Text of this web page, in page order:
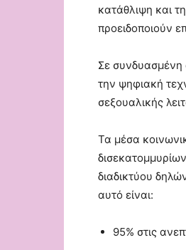
κατάθλιψη και
προειδοποιούν
Σε συνδυασμένη
την ψηφιακή
σεξουαλικής
Τα μέσα
διαδικτύου
αυτό είναι:
95% στις